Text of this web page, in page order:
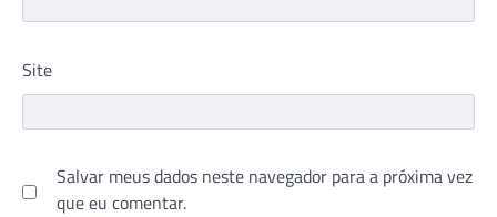
Site
Salvar meus dados neste navegador para a próxima vez
que eu comentar.